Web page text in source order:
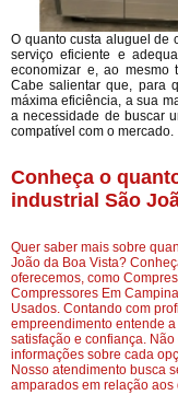
O quanto custa aluguel de
serviço eficiente e
economizar e, ao mesmo
Cabe salientar que, para
máxima eficiência, a sua
a necessidade de buscar
compatível com o mercado.
Conheça o
industrial São
Quer saber mais sobre
João da Boa Vista?
oferecemos, como
Compressores Em
Usados. Contando com
empreendimento entende
satisfação e confiança.
informações sobre cada
Nosso atendimento busca
amparados em relação